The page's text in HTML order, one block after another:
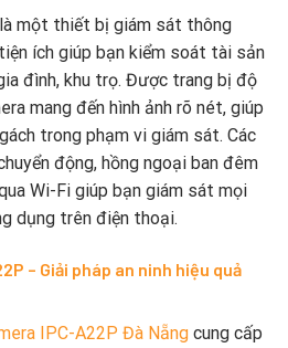
một thiết bị giám sát thông
ích giúp bạn kiểm soát tài sản
đình, khu trọ. Được trang bị độ
mang đến hình ảnh rõ nét, giúp
trong phạm vi giám sát. Các
động, hồng ngoại ban đêm
Wi-Fi giúp bạn giám sát mọi
dụng trên điện thoại.
– Giải pháp an ninh hiệu quả
IPC-A22P Đà Nẵng cung cấp